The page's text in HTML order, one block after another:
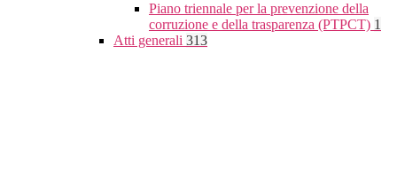
Piano triennale per la prevenzione della
corruzione e della trasparenza (PTPCT) 1
Atti generali 313